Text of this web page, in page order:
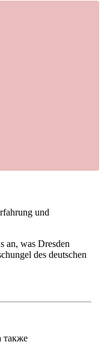
und
an, was Dresden
des deutschen
также